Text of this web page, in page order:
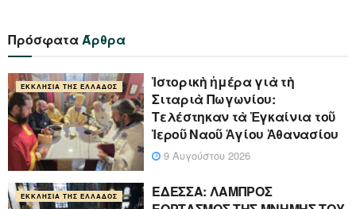
ΠρόσφαταΆρθρα
ΕΚΚΛΗΣΊΑ ΤΗΣ ΕΛΛΆΔΟΣ
Ἱστορικὴ ἡμέρα γιὰ τὴ
Σιταριὰ Πωγωνίου:
Τελέστηκαν τὰ Ἐγκαίνια τοῦ
Ἱεροῦ Ναοῦ Ἁγίου Ἀθανασίου
9 Αυγούστου 2026
ΕΚΚΛΗΣΊΑ ΤΗΣ ΕΛΛΆΔΟΣ
ΕΔΕΣΣΑ: ΛΑΜΠΡΟΣ